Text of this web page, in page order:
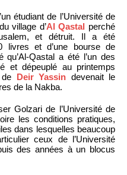
étudiant de l’Université de
village d’Al Qastal perché
et détruit. Il a été
livres et d’une bourse de
Qastal a été l’un des
et dépeuplé au printemps
Deir Yassin devenait le
de la Nakba.
Golzari de l’Université de
les conditions pratiques,
dans lesquelles beaucoup
ceux de l’Université
des années à un blocus